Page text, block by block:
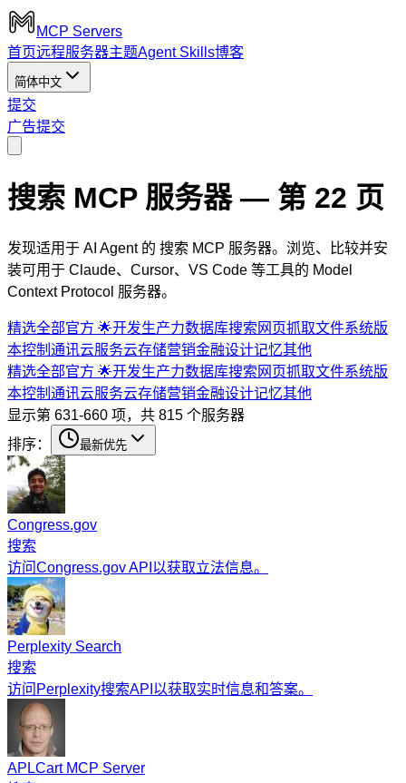
MCP Servers
首页远程服务器主题Agent Skills博客
简体中文
提交
广告提交
搜索 MCP 服务器— 第 22 页
发现适用于 AI Agent 的 搜索 MCP 服务器。浏览、比较并安
装可用于 Claude、Cursor、VS Code 等工具的 Model
Context Protocol 服务器。
精选全部官方 🌟开发生产力数据库搜索 网页抓取文件系统版
本控制 通讯云服务云存储营销金融设计记忆其他
精选全部官方 🌟开发生产力数据库搜索 网页抓取文件系统版
本控制 通讯云服务云存储营销金融设计记忆其他
显示第 631-660 项，共 815 个服务器
排序：
最新优先
Congress.gov
搜索
访问Congress.gov API以获取立法信息。
Perplexity Search
搜索
访问Perplexity搜索API以获取实时信息和答案。
APLCart MCP Server